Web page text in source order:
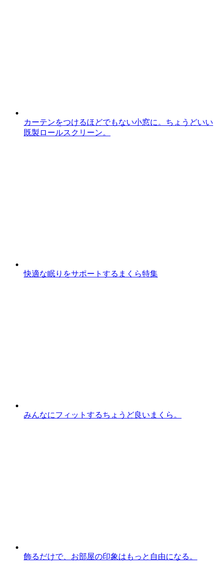
カーテンをつけるほどでもない小窓に。ちょうどいい
既製ロールスクリーン。
快適な眠りをサポートするまくら特集
みんなにフィットするちょうど良いまくら。
飾るだけで、お部屋の印象はもっと自由になる。